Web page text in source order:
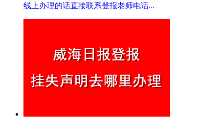
线上办理的话直接联系登报老师电话...